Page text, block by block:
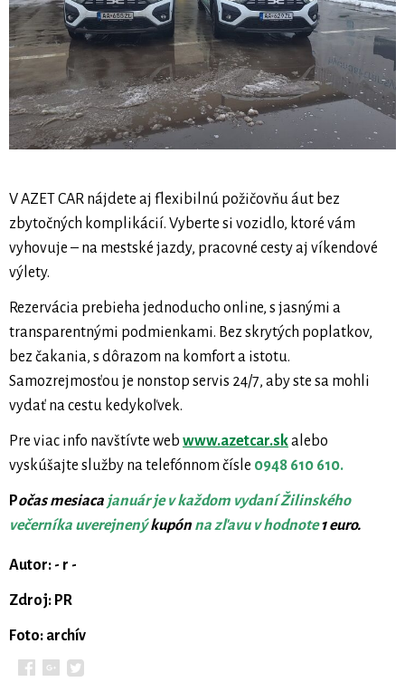
V AZET CAR nájdete aj flexibilnú požičovňu áut bez
zbytočných komplikácií. Vyberte si vozidlo, ktoré vám
vyhovuje – na mestské jazdy, pracovné cesty aj víkendové
výlety.
Rezervácia prebieha jednoducho online, s jasnými a
transparentnými podmienkami. Bez skrytých poplatkov,
bez čakania, s dôrazom na komfort a istotu.
Samozrejmosťou je nonstop servis 24/7, aby ste sa mohli
vydať na cestu kedykoľvek.
Pre viac info navštívte web www.azetcar.skalebo
vyskúšajte služby na telefónnom čísle 0948 610 610.
Počas mesiaca január je v každom vydaní Žilinského
večerníka uverejnenýkupón na zľavu v hodnote1 euro.
Autor: - r -
Zdroj: PR
Foto: archív